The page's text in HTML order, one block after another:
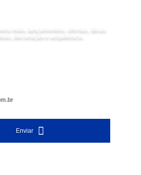
mão, lançamentos, ofertas, dicas
decoração e arquitetura.
Enviar